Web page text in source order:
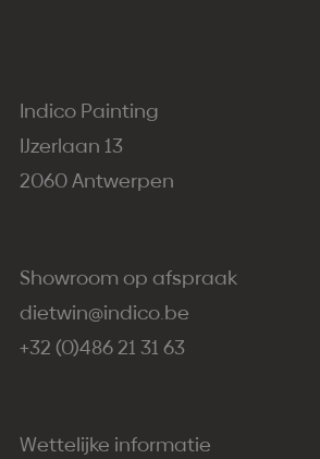
Indico Painting
IJzerlaan 13
2060 Antwerpen
Showroom op afspraak
dietwin@indico.be
+32 (0)486 21 31 63
Wettelijke informatie